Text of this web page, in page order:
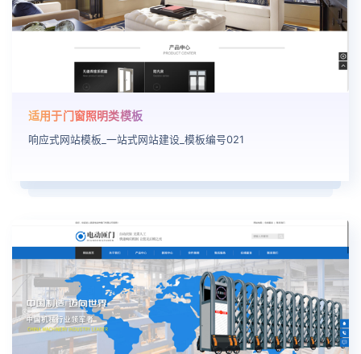
适用于门窗照明类模板
响应式网站模板_一站式网站建设_模板编号021